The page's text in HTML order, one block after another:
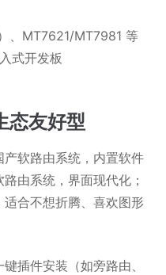
、MT7621/MT7981 等
式开发板
友好型
产软路由系统，内置软件
由系统，界面现代化；
合不想折腾、喜欢图形
插件安装（如旁路由、